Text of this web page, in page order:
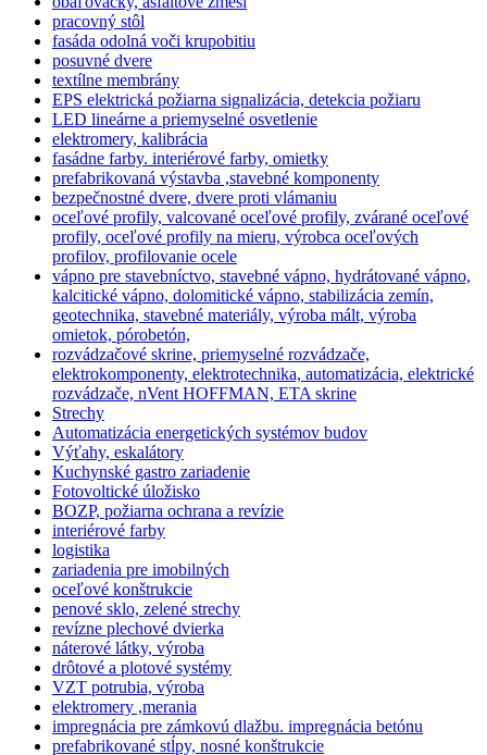
pracovný stôl
fasáda odolná voči krupobitiu
posuvné dvere
textílne membrány
EPS elektrická požiarna signalizácia, detekcia požiaru
LED lineárne a priemyselné osvetlenie
elektromery, kalibrácia
fasádne farby. interiérové farby, omietky
prefabrikovaná výstavba ,stavebné komponenty
bezpečnostné dvere, dvere proti vlámaniu
oceľové profily, valcované oceľové profily, zvárané oceľové
profily, oceľové profily na mieru, výrobca oceľových
profilov, profilovanie ocele
vápno pre stavebníctvo, stavebné vápno, hydrátované vápno,
kalcitické vápno, dolomitické vápno, stabilizácia zemín,
geotechnika, stavebné materiály, výroba mált, výroba
omietok, pórobetón,
rozvádzačové skrine, priemyselné rozvádzače,
elektrokomponenty, elektrotechnika, automatizácia, elektrické
rozvádzače, nVent HOFFMAN, ETA skrine
Strechy
Automatizácia energetických systémov budov
Výťahy, eskalátory
Kuchynské gastro zariadenie
Fotovoltické úložisko
BOZP, požiarna ochrana a revízie
interiérové farby
logistika
zariadenia pre imobilných
oceľové konštrukcie
penové sklo, zelené strechy
revízne plechové dvierka
náterové látky, výroba
drôtové a plotové systémy
VZT potrubia, výroba
elektromery ,merania
impregnácia pre zámkovú dlažbu. impregnácia betónu
prefabrikované stĺpy, nosné konštrukcie